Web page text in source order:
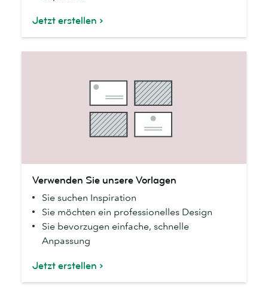
Jetzt erstellen
Sie
unsere
Vorlagen
Verwenden Sie unsere Vorlagen
Sie suchen Inspiration
Sie möchten ein professionelles Design
Sie bevorzugen einfache, schnelle
Anpassung
Jetzt erstellen